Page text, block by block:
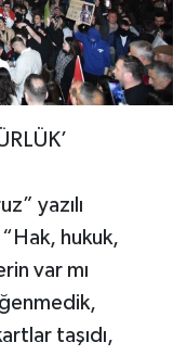
yazılı
hukuk,
var mı
taşıdı,